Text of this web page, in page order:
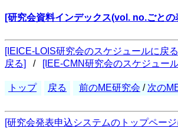
[研究会資料インデックス(vol. no.ごとの
[IEICE-LOIS研究会のスケジュールに戻
戻る]
/ [IEE-CMN研究会のスケジュー
トップ 戻る 前のME研究会 / 次の
[研究会発表申込システムのトップページ